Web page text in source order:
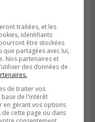
lac Cristal était
traitées, et les
identifiants
être stockées
que partagées avec lui,
Nos partenaires et
des données de
de traiter vos
base de l'intérêt
en gérant vos options
de cette page ou dans